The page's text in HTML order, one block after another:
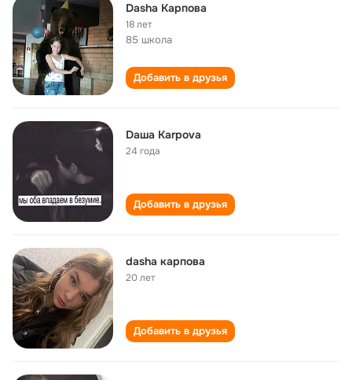
Dasha Карпова
18 лет
85 школа
Добавить в друзья
Daшa Karpova
24 года
Добавить в друзья
dasha карпова
20 лет
Добавить в друзья